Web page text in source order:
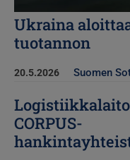
Ukraina
tuotannon
20.5.2026 Suomen
CORPUS-